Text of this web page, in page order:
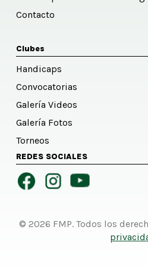
Contacto
Clubes
Handicaps
Convocatorias
Galería Videos
Galería Fotos
Torneos
REDES SOCIALES
© 2026 FMP. Todos los